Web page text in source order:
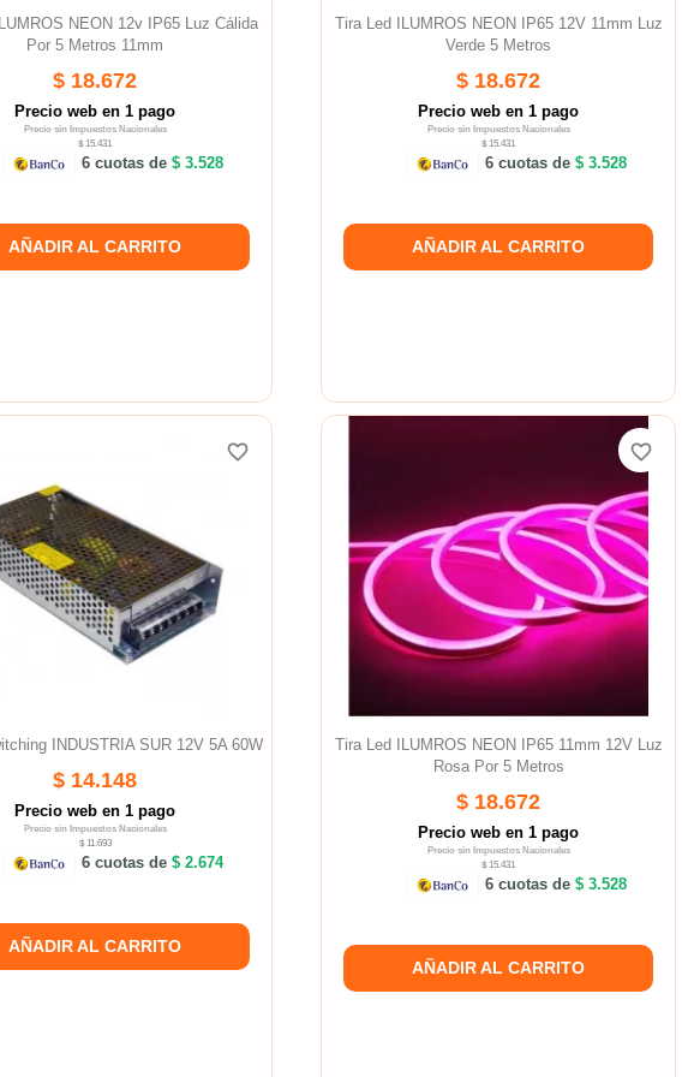
NEON 12v IP65 Luz Cálida
Por 5 Metros 11mm
$ 18.672
Precio web en 1 pago
Precio sin Impuestos Nacionales
$ 15.431
6 cuotas de $ 3.528
AÑADIR AL CARRITO
Tira Led ILUMROS NEON IP65 12V 11mm Luz
Verde 5 Metros
$ 18.672
Precio web en 1 pago
Precio sin Impuestos Nacionales
$ 15.431
6 cuotas de $ 3.528
AÑADIR AL CARRITO
INDUSTRIA SUR 12V 5A 60W
$ 14.148
Precio web en 1 pago
Precio sin Impuestos Nacionales
$ 11.693
6 cuotas de $ 2.674
AÑADIR AL CARRITO
favorite_border
Tira Led ILUMROS NEON IP65 11mm 12V Luz
Rosa Por 5 Metros
$ 18.672
Precio web en 1 pago
Precio sin Impuestos Nacionales
$ 15.431
6 cuotas de $ 3.528
AÑADIR AL CARRITO
favorite_border